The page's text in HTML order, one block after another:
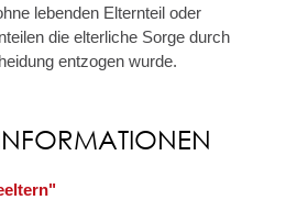
lebenden Elternteil oder
die elterliche Sorge durch
entzogen wurde.